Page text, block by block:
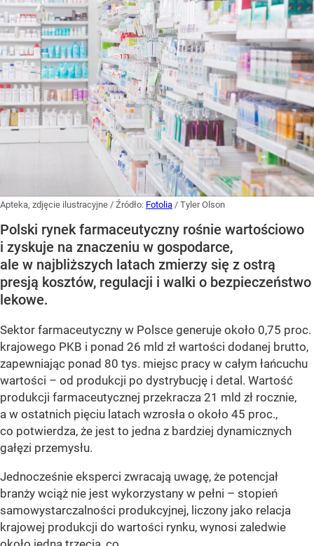
Apteka, zdjęcie ilustracyjne / Źródło: Fotolia / Tyler Olson
Polski rynek farmaceutyczny rośnie wartościowo
i zyskuje na znaczeniu w gospodarce,
ale w najbliższych latach zmierzy się z ostrą
presją kosztów, regulacji i walki o bezpieczeństwo
lekowe.
Sektor farmaceutyczny w Polsce generuje około 0,75 proc.
krajowego PKB i ponad 26 mld zł wartości dodanej brutto,
zapewniając ponad 80 tys. miejsc pracy w całym łańcuchu
wartości – od produkcji po dystrybucję i detal. Wartość
produkcji farmaceutycznej przekracza 21 mld zł rocznie,
a w ostatnich pięciu latach wzrosła o około 45 proc.,
co potwierdza, że jest to jedna z bardziej dynamicznych
gałęzi przemysłu.
Jednocześnie eksperci zwracają uwagę, że potencjał
branży wciąż nie jest wykorzystany w pełni – stopień
samowystarczalności produkcyjnej, liczony jako relacja
krajowej produkcji do wartości rynku, wynosi zaledwie